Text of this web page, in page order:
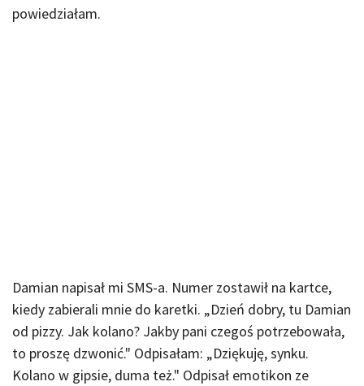
powiedziałam.
Damian napisał mi SMS-a. Numer zostawił na kartce,
kiedy zabierali mnie do karetki. „Dzień dobry, tu Damian
od pizzy. Jak kolano? Jakby pani czegoś potrzebowała,
to proszę dzwonić." Odpisałam: „Dziękuję, synku.
Kolano w gipsie, duma też." Odpisał emotikon ze